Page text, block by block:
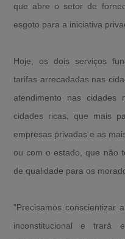
que abre o setor de
esgoto para a iniciativa
Hoje, os dois serviços
tarifas arrecadadas nas
atendimento nas
cidades ricas, que mais
empresas privadas e as
ou com o estado, que não
de qualidade para os
"Precisamos conscientizar
inconstitucional e trará